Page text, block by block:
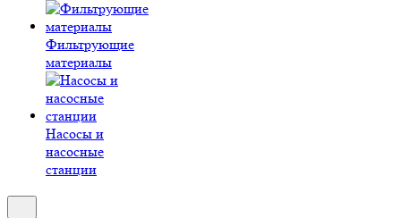
Фильтрующие
материалы
Насосы и
насосные
станции